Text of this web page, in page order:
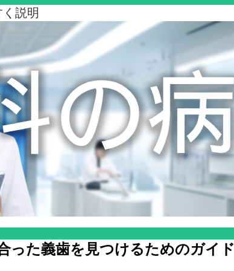
説明
った義歯を見つけるためのガイド